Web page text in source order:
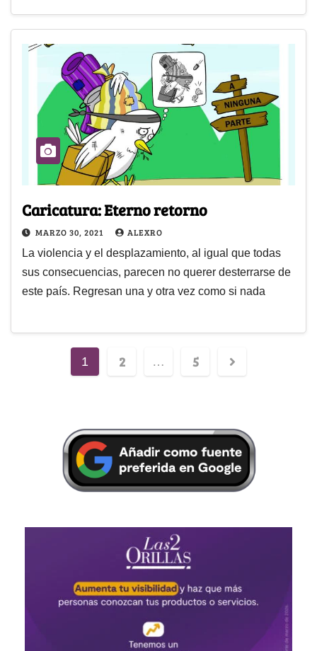
Caricatura: Eterno retorno
MARZO 30, 2021 ALEXRO
La violencia y el desplazamiento, al igual que todas
sus consecuencias, parecen no querer desterrarse de
este país. Regresan una y otra vez como si nada
1 2 … 5